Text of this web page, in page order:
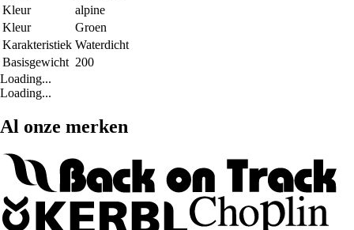
Kleur
alpine
Kleur
Groen
Karakteristiek Waterdicht
Basisgewicht 200
Loading...
Loading...
Al onze merken